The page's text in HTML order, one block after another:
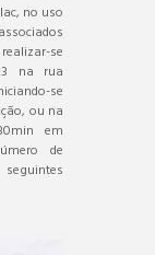
no uso
se
na rua
se
ou na
em
de